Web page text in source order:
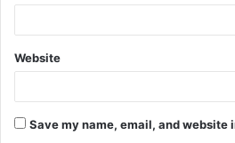
Website
Save my name, email, and website